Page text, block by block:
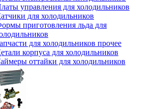
управления для холодильников
для холодильников
приготовления льда для
для холодильников прочее
корпуса для холодильников
оттайки для холодильников